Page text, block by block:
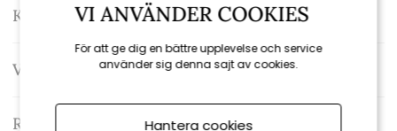
Kontakta oss
Varumärke: Pappelina
Recensioner
VI ANVÄNDER COOKIES
För att ge dig en bättre upplevelse och service
använder sig denna sajt av cookies.
Hantera cookies